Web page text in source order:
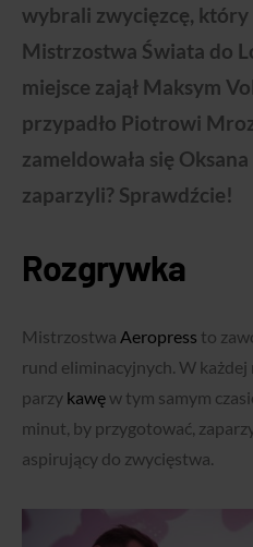
wybrali zwycięzcę, który
Mistrzostwa Świata do
miejsce zajął Maksym
przypadło Piotrowi
zameldowała się
zaparzyli? Sprawdźcie!
Rozgrywka
Mistrzostwa Aeropress to
rund eliminacyjnych. W
parzy kawęw tym samym
minut, by przygotować,
aspirujący do zwycięstwa.